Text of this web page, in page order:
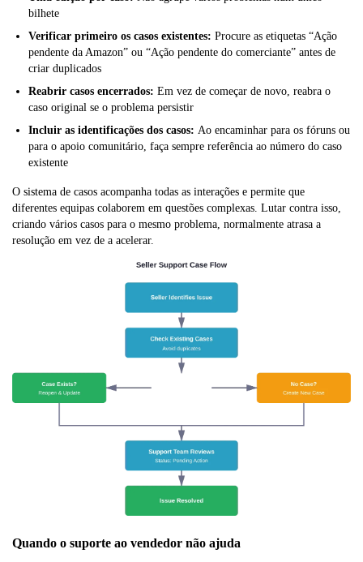
bilhete
Verificar primeiro os casos existentes: Procure as etiquetas “Ação
pendente da Amazon” ou “Ação pendente do comerciante” antes de
criar duplicados
Reabrir casos encerrados: Em vez de começar de novo, reabra o
caso original se o problema persistir
Incluir as identificações dos casos: Ao encaminhar para os fóruns ou
para o apoio comunitário, faça sempre referência ao número do caso
existente
O sistema de casos acompanha todas as interações e permite que
diferentes equipas colaborem em questões complexas. Lutar contra isso,
criando vários casos para o mesmo problema, normalmente atrasa a
resolução em vez de a acelerar.
Quando o suporte ao vendedor não ajuda